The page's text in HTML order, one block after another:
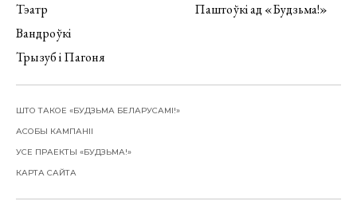
Тэатр
Вандроўкі
Трызуб і Пагоня
Паштоўкі ад «Будзьма!»
ШТО ТАКОЕ «БУДЗЬМА БЕЛАРУСАМІ!»
АСОБЫ КАМПАНІІ
УСЕ ПРАЕКТЫ «БУДЗЬМА!»
КАРТА САЙТА